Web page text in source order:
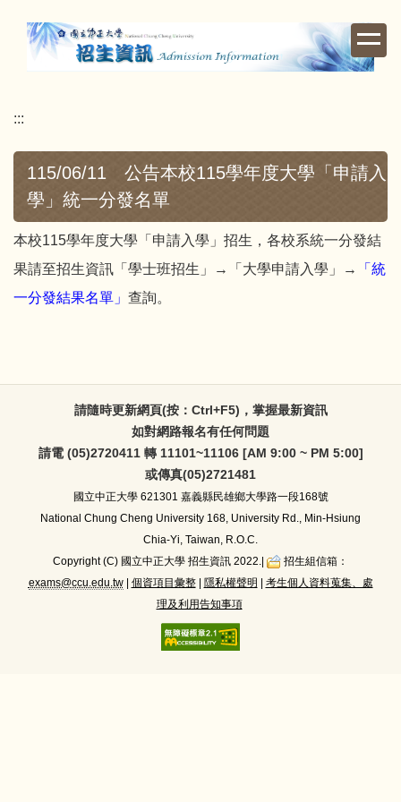
容
:::
115/06/11 公告本校115學年度大學「申請入
學」統一分發名單
本校115學年度大學「申請入學」招生，各校系統一分發結
果請至招生資訊「學士班招生」→「大學申請入學」→
「統
一分發結果名單」 查詢。
請隨時更新網頁(按：Ctrl+F5)，掌握最新資訊
如對網路報名有任何問題
請電 (05)2720411 轉 11101~11106 [AM 9:00 ~ PM 5:00]
或傳真(05)2721481
國立中正大學621301 嘉義縣民雄鄉大學路一段168號
National Chung Cheng University 168, University Rd., Min-Hsiung
Chia-Yi, Taiwan, R.O.C.
Copyright (C) 國立中正大學 招生資訊 2022.|
招生組信箱：
exams@ccu.edu.tw| 個資項目彙整| 隱私權聲明 | 考生個人資料蒐集、處
理及利用告知事項